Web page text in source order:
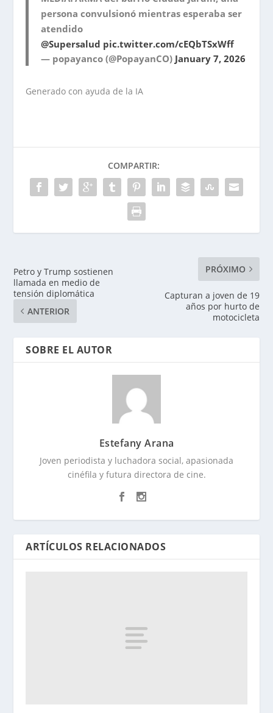
persona convulsionó mientras esperaba ser
atendido
@Supersalud pic.twitter.com/cEQbTSxWff
— popayanco (@PopayanCO) January 7, 2026
Generado con ayuda de la IA
COMPARTIR:
Petro y Trump sostienen
llamada en medio de
tensión diplomática
ANTERIOR
PRÓXIMO
Capturan a joven de 19
años por hurto de
motocicleta
SOBRE EL AUTOR
Estefany Arana
Joven periodista y luchadora social, apasionada
cinéfila y futura directora de cine.
ARTÍCULOS RELACIONADOS